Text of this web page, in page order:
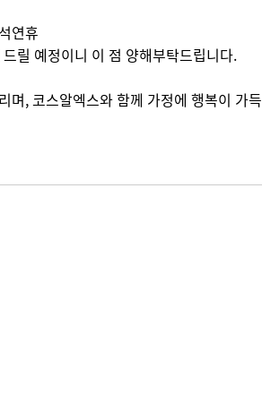
연휴
릴 예정이니 이 점 양해부탁드립니다.
며, 코스알엑스와 함께 가정에 행복이 가